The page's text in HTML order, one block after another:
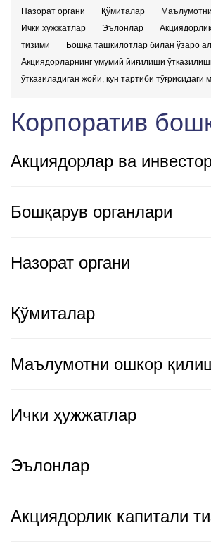
Назорат органи
Қўмиталар
Ички ҳужжатлар
Эълонлар
тизими
Бошқа ташкилотлар билан ўзаро
Акциядорларнинг умумий йиғилиши
ўтказиладиган жойи, кун тартиби тўғрисидаги
Корпоратив
Акциядорлар ва
Бошқарув органлари
Назорат органи
Қўмиталар
Маълумотни ошкор
Ички ҳужжатлар
Эълонлар
Акциядорлик капитали